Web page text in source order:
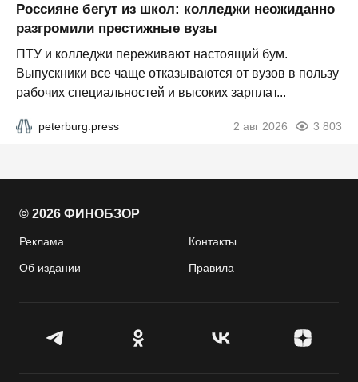
Россияне бегут из школ: колледжи неожиданно
разгромили престижные вузы
ПТУ и колледжи переживают настоящий бум.
Выпускники все чаще отказываются от вузов в пользу
рабочих специальностей и высоких зарплат...
peterburg.press 2 авг 2026 3 803
© 2026 ФИНОБЗОР
Реклама Контакты
Об издании Правила